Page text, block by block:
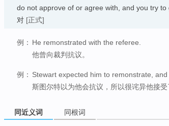
do not approve of or agree with, and you try
对 [正式]
例： He remonstrated with the referee.
他曾向裁判抗议。
例： Stewart expected him to remonstrate,
斯图尔特以为他会抗议，所以很诧异他接受
同近义词 同根词